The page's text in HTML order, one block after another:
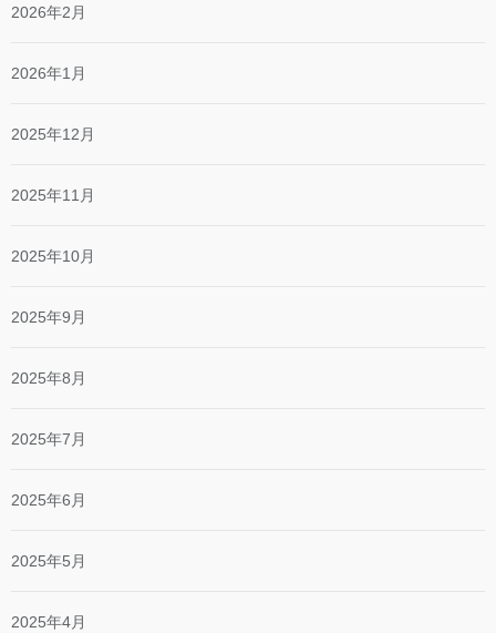
2026年2月
2026年1月
2025年12月
2025年11月
2025年10月
2025年9月
2025年8月
2025年7月
2025年6月
2025年5月
2025年4月